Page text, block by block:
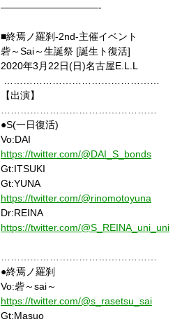
——————————-
■終焉ノ羅刹-2nd-主催イベント
砦～Sai～生誕祭 [誕生ト復活]
2020年3月22日(日)名古屋E.L.L
【出演】
●S(一日復活)
Vo:DAI
https://twitter.com/@DAI_S_bonds
Gt:ITSUKI
Gt:YUNA
https://twitter.com/@rinomotoyuna
Dr:REINA
https://twitter.com/@S_REINA_uni_uni
●終焉ノ羅刹
Vo:砦～sai～
https://twitter.com/@s_rasetsu_sai
Gt:Masuo